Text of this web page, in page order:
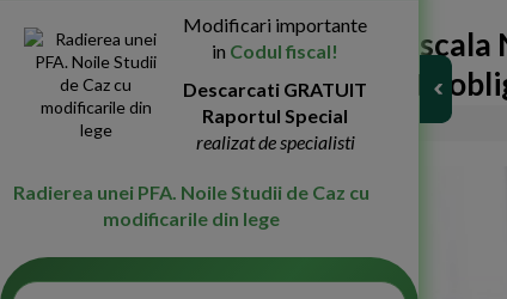
Registrul de Evidenta
Categorii care au aceasta
03-Feb-2023 5902
Modificari importante
in Codul fiscal!
Descarcati GRATUIT
Raportul Special
realizat de specialisti
Radierea unei PFA. Noile Studii de Caz cu
modificarile din lege